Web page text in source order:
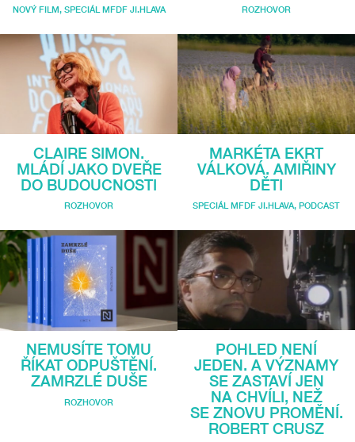
NOVÝ FILM, SPECIÁL MFDF JI.HLAVA
CLAIRE SIMON.
MLÁDÍ JAKO DVEŘE
DO BUDOUCNOSTI
ROZHOVOR
NEMUSÍTE TOMU
ŘÍKAT ODPUŠTĚNÍ.
ZAMRZLÉ DUŠE
ROZHOVOR
ROZHOVOR
MARKÉTA EKRT
VÁLKOVÁ. AMIŘINY
DĚTI
SPECIÁL MFDF JI.HLAVA, PODCAST
POHLED NENÍ
JEDEN. A VÝZNAMY
SE ZASTAVÍ JEN
NA CHVÍLI, NEŽ
SE ZNOVU PROMĚNÍ.
ROBERT CRUSZ